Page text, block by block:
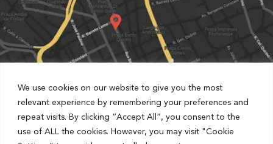
We use cookies on our website to give you the most
relevant experience by remembering your preferences and
repeat visits. By clicking “Accept All”, you consent to the
use of ALL the cookies. However, you may visit "Cookie
Partnered with Estapar Condomínio Cruz Alta
Rua Barão de Jaguara, 1481, Centro, Campinas, São Paulo,